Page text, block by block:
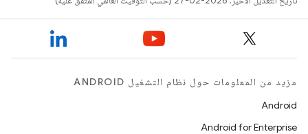
مزيد من المعلومات حول نظام التشغيل ANDROID
Android
Android for Enterprise